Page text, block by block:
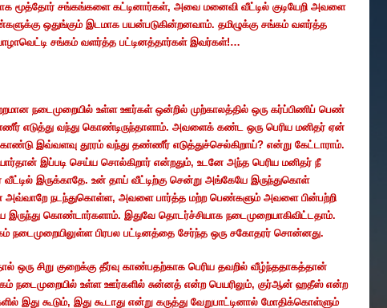
மூத்தோர் சங்கங்களை கட்டினார்கள், அவை மனைவி வீட்டில் குடியேறி அவளை
ஒதுங்கும் இடமாக பயன்படுகின்றனவாம். தமிழுக்கு சங்கம் வளர்த்த
சங்கம் வளர்த்த பட்டினத்தார்கள் இவர்கள்!…
நடைமுறையில் உள்ள ஊர்கள் ஒன்றில் முற்காலத்தில் ஒரு கர்ப்பிணிப் பெண்
எடுத்து வந்து கொண்டிருந்தாளாம். அவளைக் கண்ட ஒரு பெரிய மனிதர் ஏன்
இவ்வளவு தூரம் வந்து தண்ணீர் எடுத்துச்செல்கிறாய்? என்று கேட்டாராம்.
இப்படி செய்ய சொல்கிறார் என்றதும், உடனே அந்த பெரிய மனிதர் நீ
வீட்டில் இருக்காதே. உன் தாய் வீட்டிற்கு சென்று அங்கேயே இருந்துகொள்
அவ்வாறே நடந்துகொள்ள, அவளை பார்த்த மற்ற பெண்களும் அவளை பின்பற்றி
இருந்து கொண்டார்களாம். இதுவே தொடர்ச்சியாக நடைமுறையாகிவிட்டதாம்.
நடைமுறையிலுள்ள பிரபல பட்டினத்தை சேர்ந்த ஒரு சகோதரர் சொன்னது.
ஒரு சிறு குறைக்கு தீர்வு காண்பதற்காக பெரிய தவறில் வீழ்ந்ததாகத்தான்
நடைமுறையில் உள்ள ஊர்களில் சுன்னத் என்ற பெயரிலும், குர்ஆன் ஹதீஸ் என்ற
இது கூடும், இது கூடாது என்று கருத்து வேறுபாட்டினால் மோதிக்கொள்ளும்